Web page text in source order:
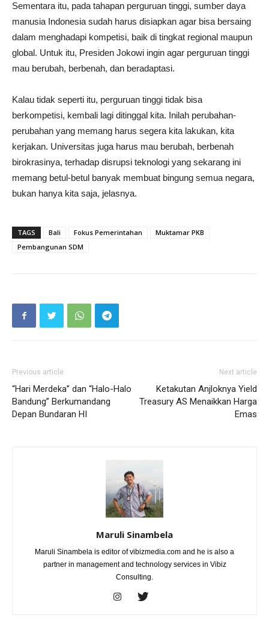
Sementara itu, pada tahapan perguruan tinggi, sumber daya
manusia Indonesia sudah harus disiapkan agar bisa bersaing
dalam menghadapi kompetisi, baik di tingkat regional maupun
global. Untuk itu, Presiden Jokowi ingin agar perguruan tinggi
mau berubah, berbenah, dan beradaptasi.
Kalau tidak seperti itu, perguruan tinggi tidak bisa
berkompetisi, kembali lagi ditinggal kita. Inilah perubahan-
perubahan yang memang harus segera kita lakukan, kita
kerjakan. Universitas juga harus mau berubah, berbenah
birokrasinya, terhadap disrupsi teknologi yang sekarang ini
memang betul-betul banyak membuat bingung semua negara,
bukan hanya kita saja, jelasnya.
TAGS Bali Fokus Pemerintahan
Muktamar PKB
Pembangunan SDM
Previous article
“Hari Merdeka” dan “Halo-Halo
Bandung” Berkumandang
Depan Bundaran HI
Next article
Ketakutan Anjloknya Yield
Treasury AS Menaikkan Harga
Emas
Maruli Sinambela
Maruli Sinambela is editor of vibizmedia.com and he is also a
partner in management and technology services in Vibiz
Consulting.